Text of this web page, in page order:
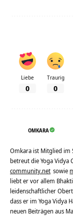
Liebe
0
Traurig
0
OMKARA
Omkara ist Mitglied im
betreut die Yoga Vidya
community.net sowie
liebt er vor allem
leidenschaftlicher
dass er im Yoga Vidya
neuen Beiträgen aus